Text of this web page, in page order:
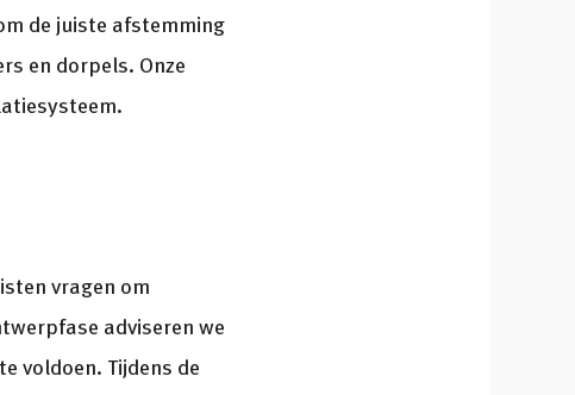
de juiste afstemming
en dorpels. Onze
vragen om
adviseren we
voldoen. Tijdens de